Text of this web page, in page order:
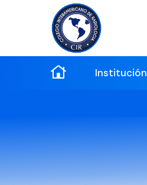
Institución